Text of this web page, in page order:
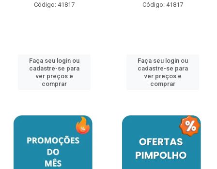
Código: 41817
Faça seu login ou
cadastre-se para
ver preços e
comprar
Código: 41817
Faça seu login ou
cadastre-se para
ver preços e
comprar